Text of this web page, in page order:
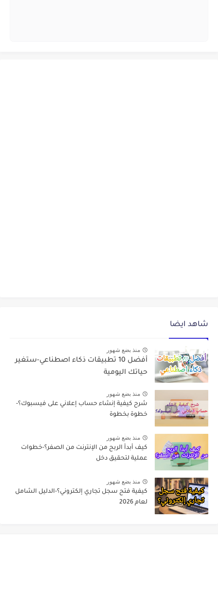
شاهد ايضا
منذ بضع شهور
أفضل 10 تطبيقات ذكاء اصطناعي-ستغير
حياتك اليومية
منذ بضع شهور
شرح كيفية إنشاء حساب إعلاني على فيسبوك؟-
خطوة بخطوة
منذ بضع شهور
كيف أبدأ الربح من الإنترنت من الصفر؟-خطوات
عملية لتحقيق دخل
منذ بضع شهور
كيفية فتح سجل تجاري إلكتروني؟-الدليل الشامل
لعام 2026